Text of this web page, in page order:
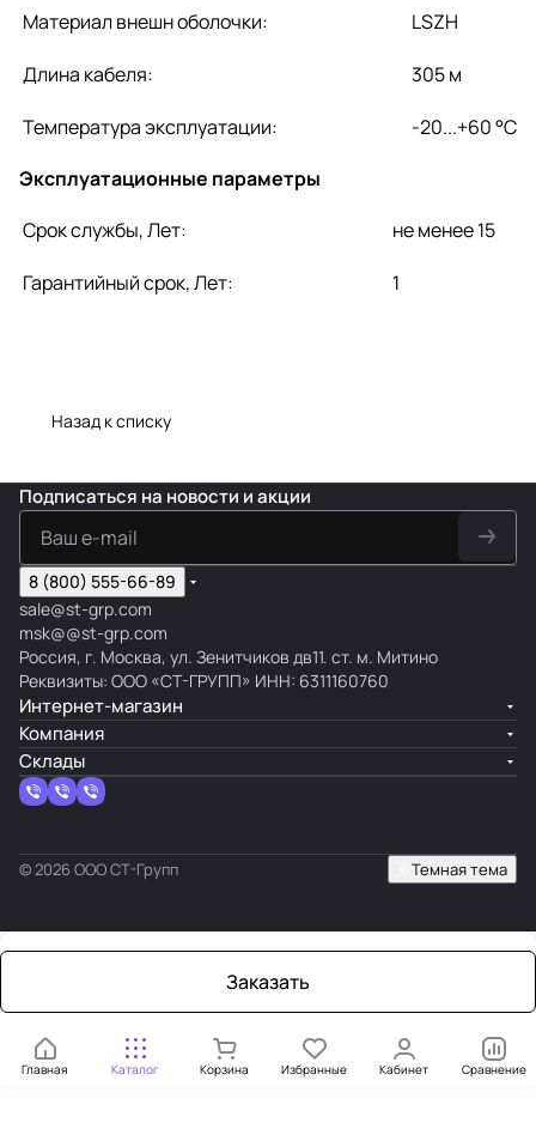
Материал внешн оболочки:
LSZH
Длина кабеля:
305 м
Температура эксплуатации:
-20...+60 °C
Эксплуатационные параметры
Срок службы, Лет:
не менее 15
Гарантийный срок, Лет:
1
Назад к списку
Заказать
Главная Каталог Корзина Избранные Кабинет Сравнение
Подписаться на новости и акции
8 (800) 555-66-89
sale@st-grp.com
msk@@st-grp.com
Россия, г. Москва, ул. Зенитчиков дв11. ст. м. Митино
Реквизиты: ООО «СТ-ГРУПП» ИНН: 6311160760
Интернет-магазин
Компания
Склады
© 2026 ООО СТ-Групп Темная тема